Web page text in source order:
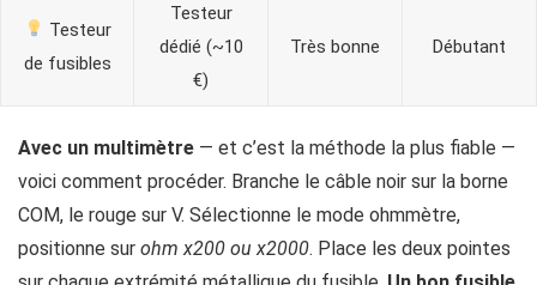
Testeur
de fusibles
Testeur
dédié (~10
€)
Très bonne Débutant
Avec un multimètre — et c’est la méthode la plus fiable —
voici comment procéder. Branche le câble noir sur la borne
COM, le rouge sur V. Sélectionne le mode ohmmètre,
positionne sur ohm x200 ou x2000. Place les deux pointes